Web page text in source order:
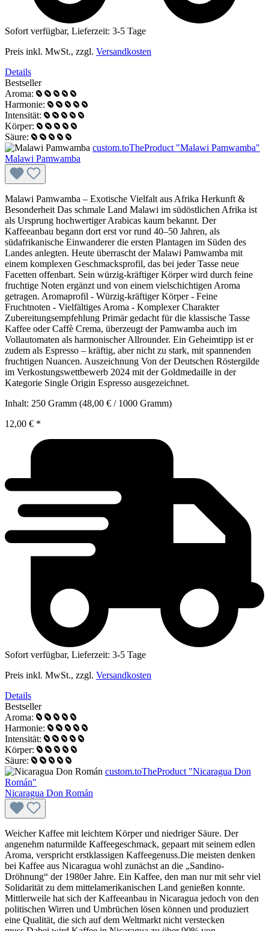
Sofort verfügbar, Lieferzeit: 3-5 Tage
Preis inkl. MwSt., zzgl. Versandkosten
Details
Bestseller
Aroma:
Harmonie:
Intensität:
Körper:
Säure:
custom.toTheProduct "Malawi Pamwamba"
Malawi Pamwamba
Malawi Pamwamba – Exotische Vielfalt aus Afrika Herkunft &
Besonderheit Das schmale Land Malawi im südöstlichen Afrika ist
als Ursprung hochwertiger Arabicas kaum bekannt. Der
Kaffeeanbau begann dort erst vor rund 40–50 Jahren, als
südafrikanische Einwanderer die ersten Plantagen im Süden des
Landes anlegten. Heute überrascht der Malawi Pamwamba mit
einem komplexen Geschmacksprofil, das bei jeder Tasse neue
Facetten offenbart. Sein würzig-kräftiger Körper wird durch feine
fruchtige Noten ergänzt und von einem vielschichtigen Aroma
getragen. Aromaprofil - Würzig-kräftiger Körper - Feine
Fruchtnoten - Vielfältiges Aroma - Komplexer Charakter
Zubereitungsempfehlung Primär gedacht für die klassische Tasse
Kaffee oder Caffè Crema, überzeugt der Pamwamba auch im
Vollautomaten als harmonischer Allrounder. Ein Geheimtipp ist er
zudem als Espresso – kräftig, aber nicht zu stark, mit spannenden
fruchtigen Nuancen. Auszeichnung Von der Deutschen Röstergilde
im Verkostungswettbewerb 2024 mit der Goldmedaille in der
Kategorie Single Origin Espresso ausgezeichnet.
Inhalt: 250 Gramm (48,00 € / 1000 Gramm)
12,00 € *
Sofort verfügbar, Lieferzeit: 3-5 Tage
Preis inkl. MwSt., zzgl. Versandkosten
Details
Bestseller
Aroma:
Harmonie:
Intensität:
Körper:
Säure:
custom.toTheProduct "Nicaragua Don
Román"
Nicaragua Don Román
Weicher Kaffee mit leichtem Körper und niedriger Säure. Der
angenehm naturmilde Kaffeegeschmack, gepaart mit seinem edlen
Aroma, verspricht erstklassigen Kaffeegenuss.Die meisten denken
bei Kaffee aus Nicaragua wohl zunächst an die „Sandino-
Dröhnung“ der 1980er Jahre. Ein Kaffee, den man nur mit sehr viel
Solidarität zu dem mittelamerikanischen Land genießen konnte.
Mittlerweile hat sich der Kaffeeanbau in Nicaragua jedoch von den
politischen Wirren und Umbrüchen lösen können und produziert
eine Qualität, die sich auf dem Weltmarkt nicht verstecken